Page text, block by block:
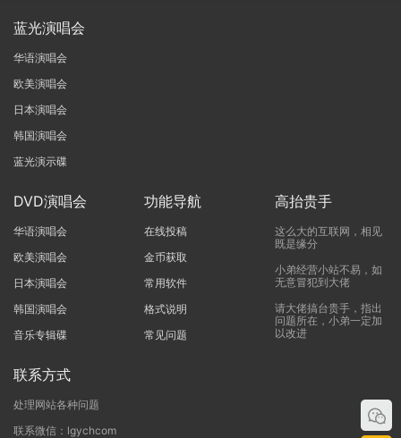
蓝光演唱会
华语演唱会
欧美演唱会
日本演唱会
韩国演唱会
蓝光演示碟
DVD演唱会
华语演唱会
欧美演唱会
日本演唱会
韩国演唱会
音乐专辑碟
功能导航
在线投稿
金币获取
常用软件
格式说明
常见问题
高抬贵手
这么大的互联网，相见
既是缘分
小弟经营小站不易，如
无意冒犯到大佬
请大佬搞台贵手，指出
问题所在，小弟一定加
以改进
联系方式
处理网站各种问题
联系微信：lgychcom